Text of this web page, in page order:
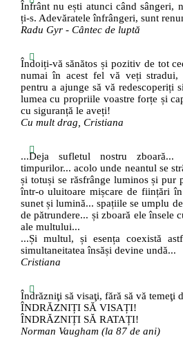
Înfrânt nu ești atunci când sângeri,
ți-s. Adevăratele înfrângeri, sunt
Radu Gyr - Cântec de luptă
Îndoiți-vă sănătos și pozitiv de tot
numai în acest fel vă veți
pentru a ajunge să vă redescoperiți
lumea cu propriile voastre forțe și
cu siguranță le aveți!
Cu mult drag, Cristiana
...Deja sufletul nostru zboară...
timpurilor... acolo unde neantul se
și totuși se răsfrânge luminos și pur
într-o uluitoare mișcare de ființări
sunet și lumină... spațiile se umplu
de pătrundere... și zboară ele însele
ale multului...
...Și multul, și esența coexistă
simultaneitatea însăși devine undă...
Cristiana
Îndrăzniţi să visaţi, fără să vă temeţi
ÎNDRĂZNIȚI SĂ VISAȚI!
ÎNDRĂZNIȚI SĂ RATAȚI!
Norman Vaugham (la 87 de ani)